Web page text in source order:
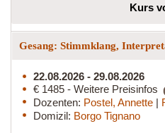
Kurs
Gesang: Stimmklang,
22.08.2026 - 29.08.2026
€ 1485 - Weitere Preisinfos
Dozenten: Postel, Annette |
Domizil: Borgo Tignano